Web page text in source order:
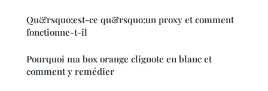
Qu&rsquo;est-ce qu&rsquo;un proxy et comment
fonctionne-t-il
Pourquoi ma box orange clignote en blanc et
comment y remédier